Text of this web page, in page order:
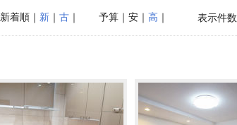
表示件数
予算｜安｜ 高 ｜
新着順｜ 新｜ 古｜